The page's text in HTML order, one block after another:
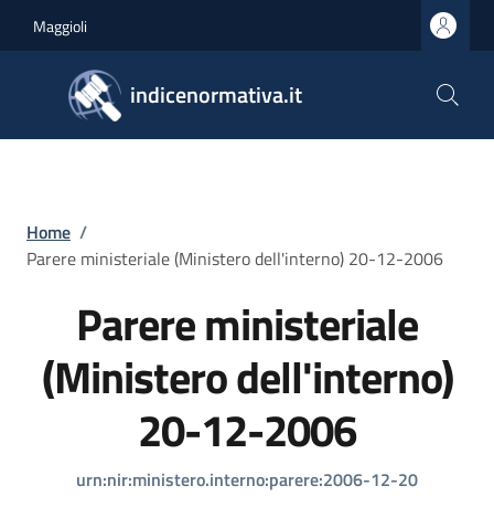
Maggioli
indicenormativa.it
Briciole di pane
Home /
Parere ministeriale (Ministero dell'interno) 20-12-2006
Parere ministeriale
(Ministero dell'interno)
20-12-2006
urn:nir:ministero.interno:parere:2006-12-20